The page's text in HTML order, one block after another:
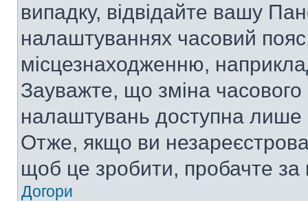
випадку, відвідайте вашу
налаштуваннях часовий
місцезнаходженню,
Зауважте, що зміна часового
налаштувань доступна лише
Отже, якщо ви
щоб це зробити, пробачте за
Догори